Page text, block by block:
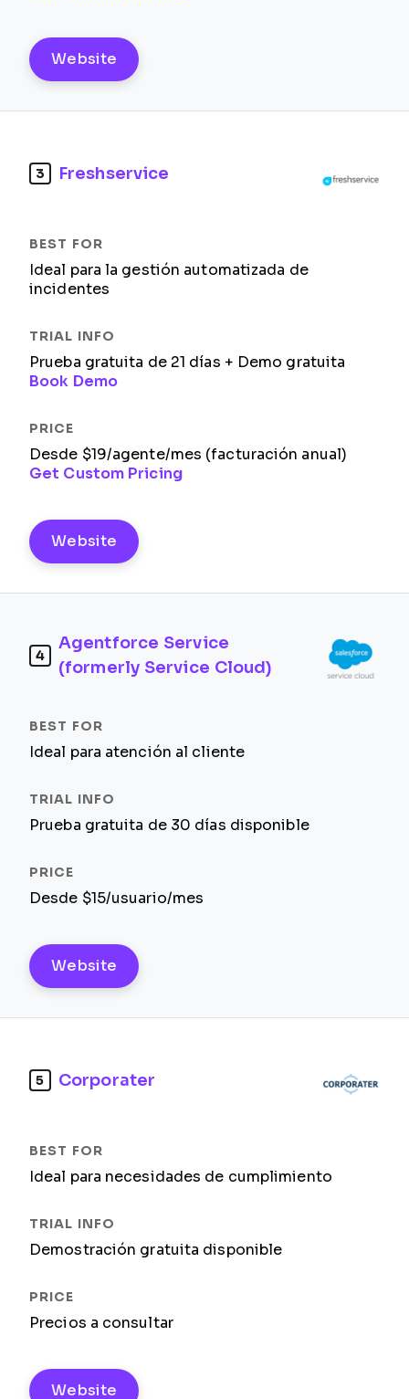
Website
3 Freshservice
Ideal para la gestión automatizada de
incidentes
Prueba gratuita de 21 días + Demo gratuita
Book Demo
Desde $19/agente/mes (facturación anual)
Get Custom Pricing
Website
4
Agentforce Service
(formerly Service Cloud)
Ideal para atención al cliente
Prueba gratuita de 30 días disponible
Desde $15/usuario/mes
Website
5 Corporater
Ideal para necesidades de cumplimiento
Demostración gratuita disponible
Precios a consultar
Website